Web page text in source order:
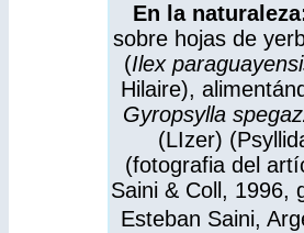
En la
sobre hojas de
(Ilex
Hilaire),
Gyropsylla
(LIzer)
(fotografia del
Saini & Coll, 1996,
Esteban Saini,